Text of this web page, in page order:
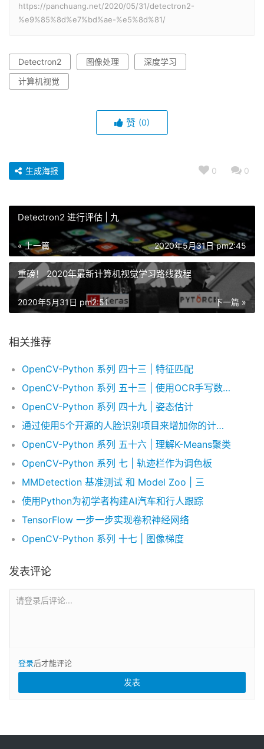
https://panchuang.net/2020/05/31/detectron2-
%e9%85%8d%e7%bd%ae-%e5%8d%81/
Detectron2 图像处理
深度学习
计算机视觉
赞 (0)
0 0
生成海报
Detectron2 进行评估 | 九
« 上一篇 2020年5月31日 pm2:45
重磅！ 2020年最新计算机视觉学习路线教程
下一篇 »
2020年5月31日 pm2:51
相关推荐
OpenCV-Python 系列 四十三 | 特征匹配
OpenCV-Python 系列 五十三 | 使用OCR手写数据集运行KNN
OpenCV-Python 系列 四十九 | 姿态估计
通过使用5个开源的人脸识别项目来增加你的计算机视觉项目经历
OpenCV-Python 系列 五十六 | 理解K-Means聚类
OpenCV-Python 系列 七 | 轨迹栏作为调色板
MMDetection 基准测试 和 Model Zoo | 三
使用Python为初学者构建AI汽车和行人跟踪
TensorFlow 一步一步实现卷积神经网络
OpenCV-Python 系列 十七 | 图像梯度
发表评论
请登录后评论...
登录后才能评论